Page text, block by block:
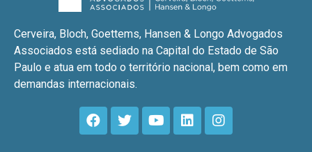
Cerveira, Bloch, Goettems, Hansen & Longo Advogados
Associados está sediado na Capital do Estado de São
Paulo e atua em todo o território nacional, bem como em
demandas internacionais.